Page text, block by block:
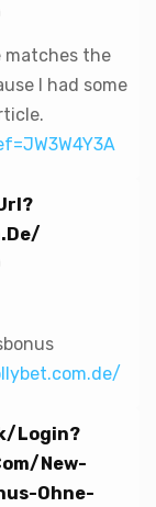
matches the
I had some
login?
new-
Ohne-